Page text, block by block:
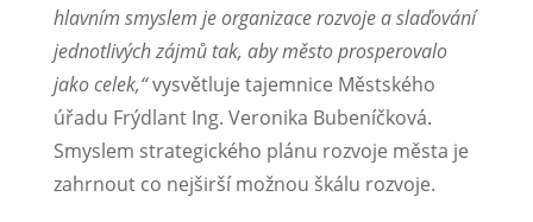
hlavním smyslem je organizace rozvoje a slaďování
jednotlivých zájmů tak, aby město prosperovalo
jako celek,“vysvětluje tajemnice Městského
úřadu Frýdlant Ing. Veronika Bubeníčková.
Smyslem strategického plánu rozvoje města je
zahrnout co nejširší možnou škálu rozvoje.